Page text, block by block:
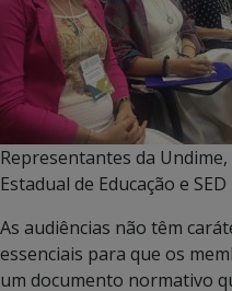
Representantes da
Estadual de Educação e SED
As audiências não têm
essenciais para que os
um documento normativo